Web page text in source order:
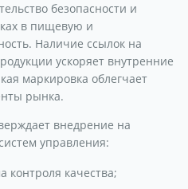
безопасности и
в пищевую и
Наличие ссылок на
ускоряет внутренние
маркировка облегчает
рынка.
внедрение на
управления:
контроля качества;